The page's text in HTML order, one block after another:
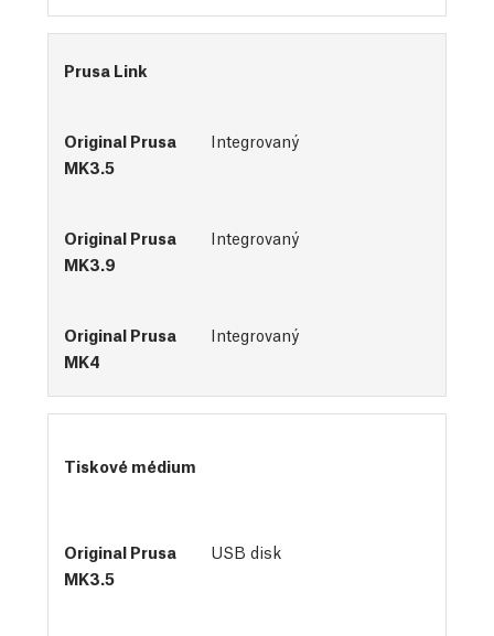
Prusa Link
Integrovaný
Integrovaný
Integrovaný
Tiskové médium
USB disk